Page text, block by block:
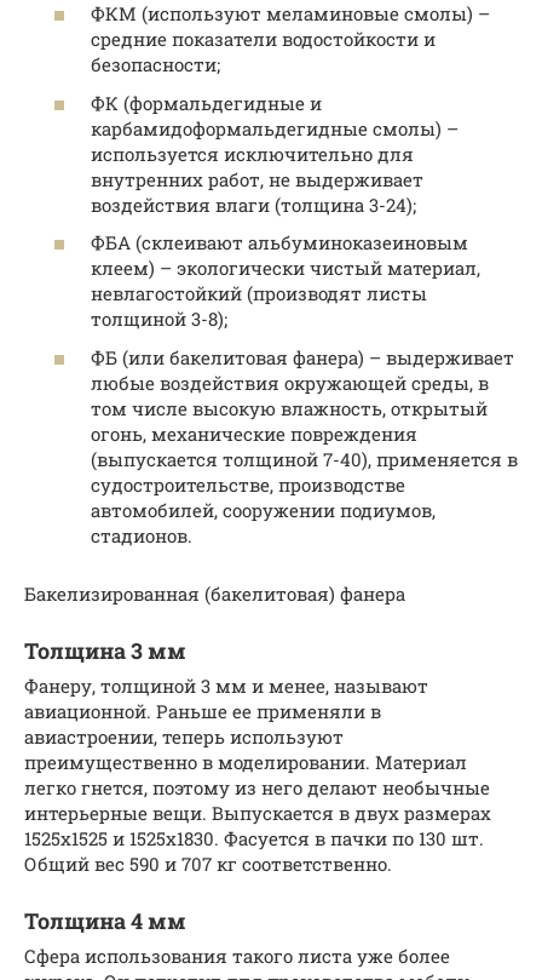
ФКМ (используют меламиновые смолы) –
средние показатели водостойкости и
безопасности;
ФК (формальдегидные и
карбамидоформальдегидные смолы) –
используется исключительно для
внутренних работ, не выдерживает
воздействия влаги (толщина 3-24);
ФБА (склеивают альбуминоказеиновым
клеем) – экологически чистый материал,
невлагостойкий (производят листы
толщиной 3-8);
ФБ (или бакелитовая фанера) – выдерживает
любые воздействия окружающей среды, в
том числе высокую влажность, открытый
огонь, механические повреждения
(выпускается толщиной 7-40), применяется в
судостроительстве, производстве
автомобилей, сооружении подиумов,
стадионов.
Бакелизированная (бакелитовая) фанера
Толщина 3 мм
Фанеру, толщиной 3 мм и менее, называют
авиационной. Раньше ее применяли в
авиастроении, теперь используют
преимущественно в моделировании. Материал
легко гнется, поэтому из него делают необычные
интерьерные вещи. Выпускается в двух размерах
1525х1525 и 1525х1830. Фасуется в пачки по 130 шт.
Общий вес 590 и 707 кг соответственно.
Толщина 4 мм
Сфера использования такого листа уже более